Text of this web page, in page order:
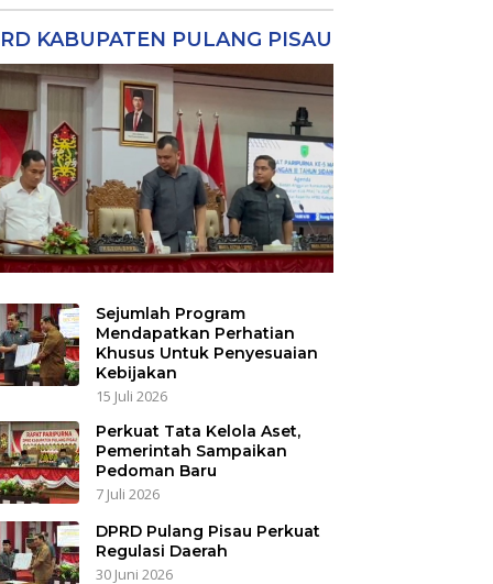
KABUPATEN PULANG PISAU
Sejumlah Program
Mendapatkan Perhatian
Khusus Untuk Penyesuaian
Kebijakan
15 Juli 2026
Perkuat Tata Kelola Aset,
Pemerintah Sampaikan
Pedoman Baru
7 Juli 2026
DPRD Pulang Pisau Perkuat
Regulasi Daerah
30 Juni 2026